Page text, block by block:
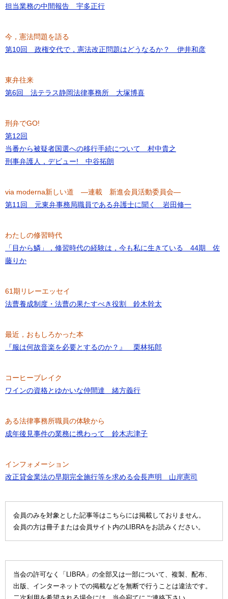
担当業務の中間報告 宇多正行
今，憲法問題を語る
第10回 政権交代で，憲法改正問題はどうなるか？ 伊井和彦
東弁往来
第6回 法テラス静岡法律事務所 大塚博喜
刑弁でGO!
第12回
当番から被疑者国選への移行手続について 村中貴之
刑事弁護人，デビュー! 中谷拓朗
via moderna新しい道 ―連載 新進会員活動委員会―
第11回 元東弁事務局職員である弁護士に聞く 岩田修一
わたしの修習時代
「目から鱗」，修習時代の経験は，今も私に生きている 44期 佐
藤りか
61期リレーエッセイ
法曹養成制度・法曹の果たすべき役割 鈴木幹太
最近，おもしろかった本
『服は何故音楽を必要とするのか？』 栗林拓郎
コーヒーブレイク
ワインの資格とゆかいな仲間達 緒方義行
ある法律事務所職員の体験から
成年後見事件の業務に携わって 鈴木志津子
インフォメーション
改正貸金業法の早期完全施行等を求める会長声明 山岸憲司
会員のみを対象とした記事等はこちらには掲載しておりません。
会員の方は冊子または会員サイト内のLIBRAをお読みください。
当会の許可なく「LIBRA」の全部又は一部について、複製、配布、
出版、インターネットでの掲載などを無断で行うことは違法です。